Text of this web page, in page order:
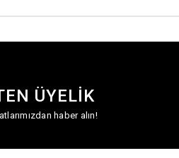
ÜYELİK
haber alın!